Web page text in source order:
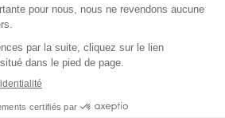
Gustave Rideau
légales
ROUTE DE BEAUTOUR - 85036 LA ROCHE-
SUR-YON CEDEX